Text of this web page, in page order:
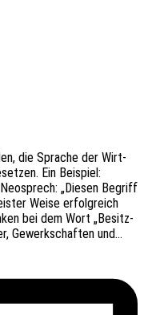
die Spra­che der Wirt­
Ein Beispiel:
„Diesen Begriff
Weise erfolg­reich
bei dem Wort „Besitz­
Gewerk­schaf­ten und…